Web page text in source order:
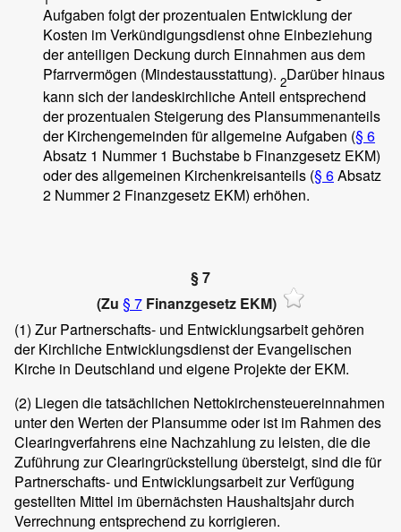
Aufgaben folgt der prozentualen Entwicklung der
Kosten im Verkündigungsdienst ohne Einbeziehung
der anteiligen Deckung durch Einnahmen aus dem
Pfarrvermögen (Mindestausstattung). 2Darüber hinaus
kann sich der landeskirchliche Anteil entsprechend
der prozentualen Steigerung des Plansummenanteils
der Kirchengemeinden für allgemeine Aufgaben (§ 6
Absatz 1 Nummer 1 Buchstabe b Finanzgesetz EKM)
oder des allgemeinen Kirchenkreisanteils (§ 6Absatz
2 Nummer 2 Finanzgesetz EKM) erhöhen.
§ 7
(Zu § 7Finanzgesetz EKM)
(1) Zur Partnerschafts- und Entwicklungsarbeit gehören
der Kirchliche Entwicklungsdienst der Evangelischen
Kirche in Deutschland und eigene Projekte der EKM.
(2) Liegen die tatsächlichen Nettokirchensteuereinnahmen
unter den Werten der Plansumme oder ist im Rahmen des
Clearingverfahrens eine Nachzahlung zu leisten, die die
Zuführung zur Clearingrückstellung übersteigt, sind die für
Partnerschafts- und Entwicklungsarbeit zur Verfügung
gestellten Mittel im übernächsten Haushaltsjahr durch
Verrechnung entsprechend zu korrigieren.